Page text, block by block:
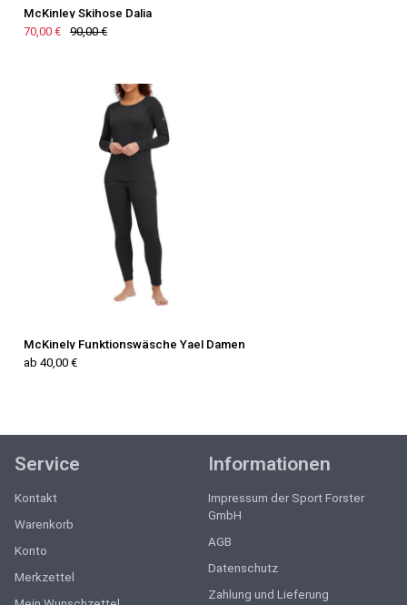
McKinley Skihose Dalia
70,00 €
90,00 €
McKinely Funktionswäsche Yael Damen
ab 40,00 €
Service
Kontakt
Warenkorb
Konto
Merkzettel
Informationen
Impressum der Sport Forster
GmbH
AGB
Datenschutz
Zahlung und Lieferung